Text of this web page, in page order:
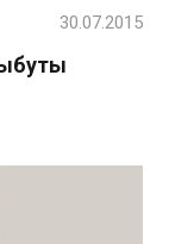
30.07.2015